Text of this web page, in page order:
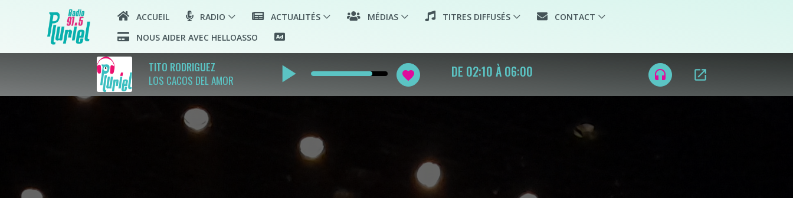
ACCUEIL RADIO ACTUALITÉS MÉDIAS TITRES DIFFUSÉS
CONTACT
NOUS AIDER AVEC HELLOASSO
TITO RODRIGUEZ
LOS CACOS DEL AMOR
play_arrow favorite PLAYLIST WORLD MUSIC headset open_in_new